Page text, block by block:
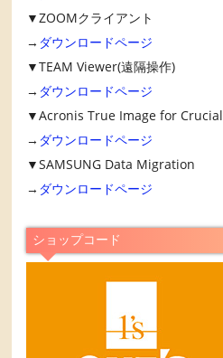
▼ZOOMクライアント
→ ダウンロードページ
▼TEAM Viewer(遠隔操作)
→ ダウンロードページ
▼Acronis True Image for Crucial
→ ダウンロードページ
▼SAMSUNG Data Migration
→ ダウンロードページ
ショップコード